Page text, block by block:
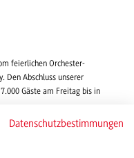
feierlichen Orchester-
Den Abschluss unserer
Gäste am Freitag bis in
Datenschutzbestimmungen